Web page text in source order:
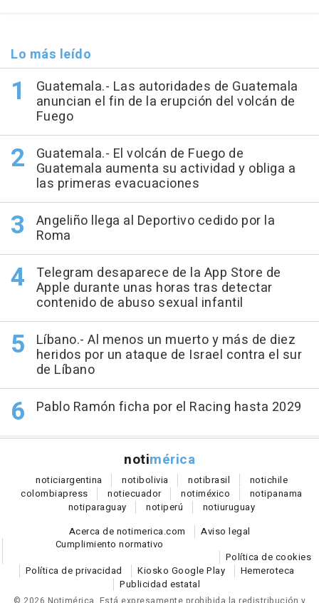
Lo más leído
Guatemala.- Las autoridades de Guatemala
anuncian el fin de la erupción del volcán de
Fuego
Guatemala.- El volcán de Fuego de
Guatemala aumenta su actividad y obliga a
las primeras evacuaciones
Angeliño llega al Deportivo cedido por la
Roma
Telegram desaparece de la App Store de
Apple durante unas horas tras detectar
contenido de abuso sexual infantil
Líbano.- Al menos un muerto y más de diez
heridos por un ataque de Israel contra el sur
de Líbano
Pablo Ramón ficha por el Racing hasta 2029
notimérica
noticiargentina notibolivia notibrasil notichile
colombiapress notiecuador notiméxico notipanama
notiparaguay notiperú notiuruguay
Acerca de notimerica.com
Aviso legal
Cumplimiento normativo
Política de cookies
Política de privacidad
Kiosko Google Play
Hemeroteca
Publicidad estatal